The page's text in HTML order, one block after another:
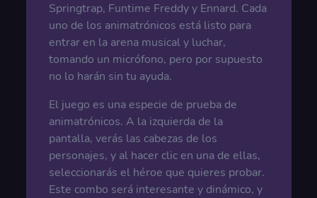
Springtrap, Funtime Freddy y Ennard. Cada
uno de los animatrónicos está listo para
entrar en la arena musical y luchar,
tomando un micrófono, pero por supuesto
no lo harán sin tu ayuda.
El juego es una especie de prueba de
animatrónicos. A la izquierda de la
pantalla, verás las cabezas de los
personajes, y al hacer clic en una de ellas,
seleccionarás el héroe que quieres probar.
Este combo será interesante y dinámico, y